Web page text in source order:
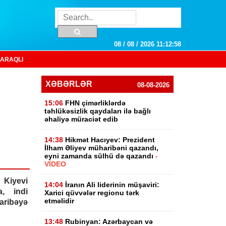
08 / 08 / 2026 11:12:59
indi
XƏBƏRLƏR 08-08-2026
15:06 FHN çimərliklərdə
təhlükəsizlik qaydaları ilə bağlı
əhaliyə müraciət edib
14:38 Hikmət Hacıyev: Prezident
İlham Əliyev müharibəni qazandı,
eyni zamanda sülhü də qazandı-
VİDEO
14:04 İranın Ali liderinin müşaviri:
Xarici qüvvələr regionu tərk
etməlidir
13:48 Rubinyan: Azərbaycan və